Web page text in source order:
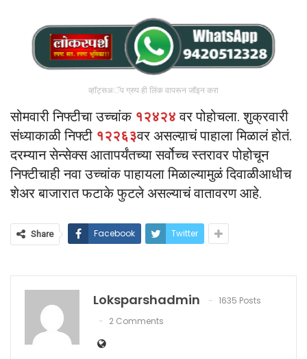
व्हॉट्सअॅप ग्रुप ही लिंक वापरून जॉइन करा
सोमवारी निफ्टीचा उच्चांक१२४२४ वर पोहोचला. शुक्रवारी
संध्याकाळी निफ्टी १२२६३वर असल्य़ाचं पाहाला मिळालं होतं.
दरम्यान सेन्सेक्स आतापर्यंतच्या सर्वोच्च स्तरावर पोहोचून
निफ्टीचाही नवा उच्चांक पाहायला मिळाल्यामुळं दिवाळीआधीच
शेअर बाजारात फटाके फुटले असल्याचं वातावरण आहे.
Share Facebook Twitter
Loksparshadmin
1635 Posts
2 Comments